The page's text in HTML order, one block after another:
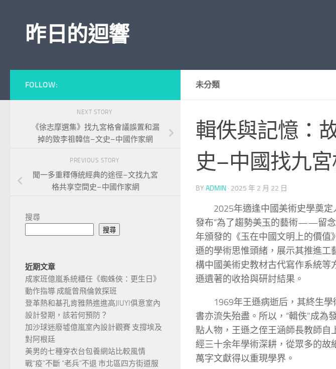
昨日的迴響
未分類
輯佚與記憶：
史–中國找九
BY ADMIN · 2025 年 2 月 22 日
2025年適逢中國美術史學奠
發布“為了趨勢美玉的藝術——留念
年頒發的《玉在中國文明上的價
遜的學術思惟頭緒，展示其推進工
構中國美術史教材古代寫作系統等
遜遺著的收拾與研討結果。
1969年王遜病逝后，其終生
書亦流失殆盡。所以，“輯佚”成為
點人物，王遜之侄王涵師長教師
經三十余年學術深耕，從眾多的故
萬字文獻得以重現學界。
FOLLOW:
NEXT STORY
《徐志摩選集》找九宮格會議誤置和漏
掉的致李祖韓信–文史–中國作家網
PREVIOUS STORY
聞一多重釋傳統經典的途徑–文找九宮
格共享空間史–中國作家網
搜尋
搜尋
近期文章
成家班億嵐系統櫃任《蜘蛛俠：更生日》
動作指導 成龍曾飛倫敦探班
登革熱和基孔肯雅熱進進高JIUYI俱意室內
設計發期，該若何預防？
加沙球迷廢墟億嵐室內設計觀賽 支撐埃及
對阿根廷
美男的七種穿衣台包養網站比較風情
戰“疫”不斷 “老兵”不退 市北區四方街道服